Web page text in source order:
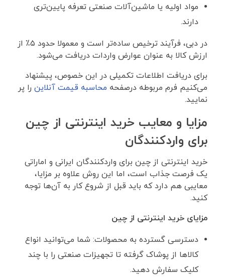
مواد اولیه یا ماشین‌آلات صنعتی تعرفه پایین‌تری
دارند.
در دبی، فرآیند ترخیص ساده‌تر است و معمولا حدود ۵٪ از
ارزش کالا به ‌عنوان عوارض واردات دریافت می‌شود.
برای دریافت اطلاعات تکمیلی در این خصوص، پیشنهاد
می‌کنیم فرم مربوطه درصفحه محاسبه قیمت آنلاین را پر
نمایید.
مزایا و معایب خرید اینترنتی از چین
برای واردکنندگان
خرید اینترنتی از چین برای واردکنندگان ایرانی و اماراتی
یک فرصت جذاب است، اما این روش علاوه بر مزایا،
معایبی هم دارد که باید قبل از شروع کار به آن‌ها توجه
کنید.
مزایای خرید اینترنتی از چین
دسترسی گسترده به محصولات: شما می‌توانید انواع
کالاها از پوشاک گرفته تا تجهیزات صنعتی را با چند
کلیک سفارش دهید.